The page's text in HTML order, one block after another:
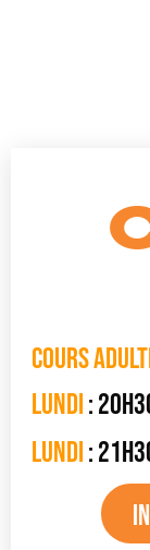
cOURS
lundi:
lundi: